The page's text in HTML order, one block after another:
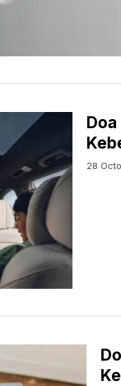
28